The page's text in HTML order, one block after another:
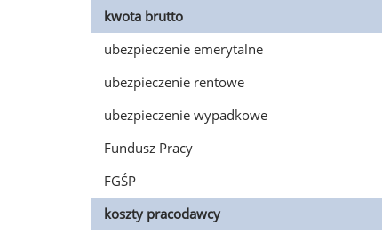
kwota brutto
ubezpieczenie emerytalne
ubezpieczenie rentowe
ubezpieczenie wypadkowe
Fundusz Pracy
FGŚP
koszty pracodawcy